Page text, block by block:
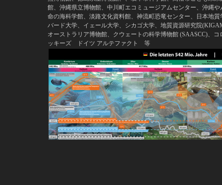
館、沖縄県立博物館、中川町エコミュージアムセンター、沖縄
命の海科学館、淡路文化資料館、神流町恐竜センター、日本地
バード大学、イェール大学、シカゴ大学、地質資源研究院
オーストラリア博物館、クウェートの科学博物館 (SAASCC)、
ッキーズ ドイツ アルテファクト 等